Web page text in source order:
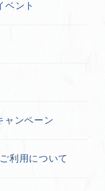
ント
ャンペーン
利用について